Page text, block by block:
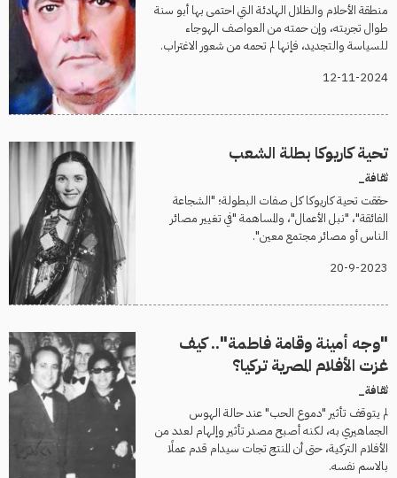
منطقة الأحلام والظلال الهادئة التي احتمى بها أبو سنة
طوال تجربته، وإن حمته من العواصف الهوجاء
للسياسة والتجديد، فإنها لم تحمه من شعور الاغتراب.
12-11-2024
تحية كاريوكا بطلة الشعب
ثقافة_
حققت تحية كاريوكا كل صفات البطولة؛ "الشجاعة
الفائقة"، "نبل الأعمال"، والمساهمة "في تغيير مصائر
الناس أو مصائر مجتمع معين".
20-9-2023
"وجه أمينة وقامة فاطمة".. كيف
غزت الأفلام المصرية تركيا؟
ثقافة_
لم يتوقف تأثير "دموع الحب" عند حالة الهوس
الجماهيري به، لكنه أصبح مصدر تأثير وإلهام لعدد من
الأفلام التركية، حتى أن المنتج تجات سيدام قدم عملًا
بالاسم نفسه.